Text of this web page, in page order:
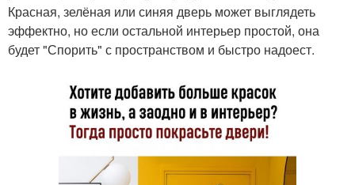
Красная, зелёная или синяя дверь может выглядеть
эффектно, но если остальной интерьер простой, она
будет "Спорить" с пространством и быстро надоест.